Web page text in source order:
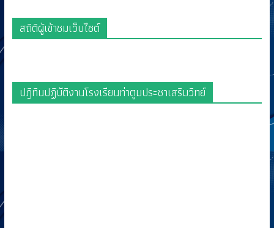
สถิติผู้เข้าชมเว็บไซต์
ปฎิทินปฏิบัติงานโรงเรียนท่าตูมประชาเสริมวิทย์